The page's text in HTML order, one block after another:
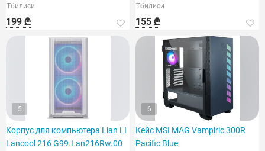
Тбилиси
199 ₾
Тбилиси
155 ₾
5
Корпус для компьютера Lian LI
Lancool 216 G99.Lan216Rw.00
6
Кейс MSI MAG Vampiric 300R
Pacific Blue